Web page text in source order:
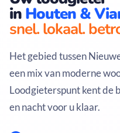
in Houten &
snel. lokaal.
Het gebied tussen
een mix van moderne
Loodgieterspunt kent de
en nacht voor u klaar.